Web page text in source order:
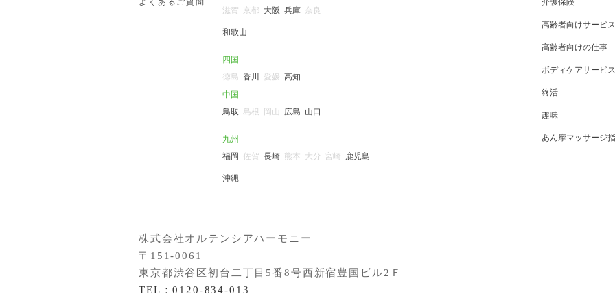
滋賀
京都 大阪 兵庫 奈良
和歌山
四国
徳島 香川 愛媛 高知
中国
鳥取 島根 岡山 広島 山口
九州
福岡 佐賀 長崎 熊本 大分 宮崎 鹿児島
沖縄
高齢者向けサービス
高齢者向けの仕事
ボディケアサービス
終活
趣味
あん摩マッサージ
株式会社オルテンシアハーモニー
〒151-0061
東京都渋谷区初台二丁目5番8号西新宿豊国ビル2Ｆ
TEL：0120-834-013